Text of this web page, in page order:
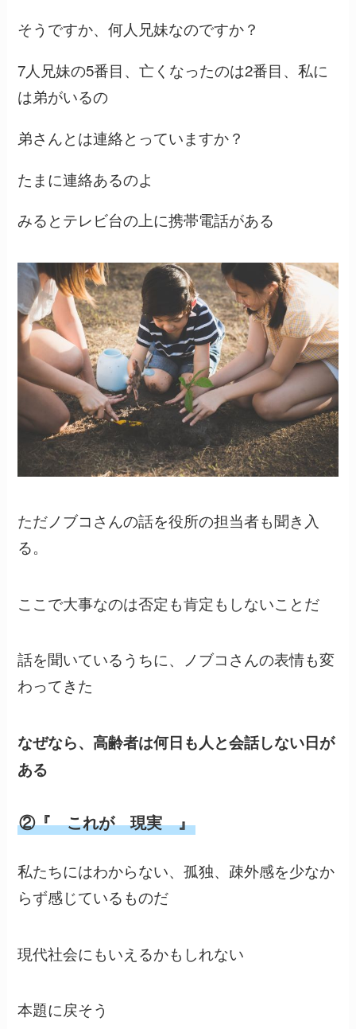
そうですか、何人兄妹なのですか？
7人兄妹の5番目、亡くなったのは2番目、私に
は弟がいるの
弟さんとは連絡とっていますか？
たまに連絡あるのよ
みるとテレビ台の上に携帯電話がある
ただノブコさんの話を役所の担当者も聞き入
る。
ここで大事なのは否定も肯定もしないことだ
話を聞いているうちに、ノブコさんの表情も変
わってきた
なぜなら、高齢者は何日も人と会話しない日が
ある
②『 これが 現実 』
私たちにはわからない、孤独、疎外感を少なか
らず感じているものだ
現代社会にもいえるかもしれない
本題に戻そう